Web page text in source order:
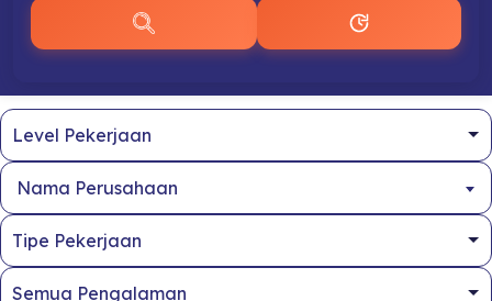
Nama Perusahaan